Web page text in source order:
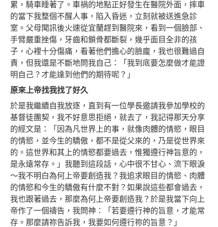
累，騎車睡著了。車禍的地點正好發生在醫院外面，摔車
的當下我整個不醒人事，陷入昏迷，立刻就被送進急診
室。父母聞訊後火速從宜蘭趕到醫院來，看到一個臉部、
手臂嚴重挫傷，牙齒和鎖骨都斷裂，幾乎面目全非的孩
子，心裡十分傷痛，看著他們擔心的臉龐，我也很難過自
責，但我還是不斷地問我自己：「我到底要怎麼做才能證
明自己？才能達到他們的期待呢？」
原來上帝找我找了好久
於是我繼續自我放逐，直到有一位學長邀請我參加學校的
基督徒團契，我不好意思拒絕，就去了，我記得那天分享
的經文是：「因為凡世界上的事，就像肉體的情慾，眼目
的情慾，並今生的驕傲，都不是從父來的，乃是從世界來
的。這世界和其上的情慾都要過去，惟獨遵行神旨意的，
是永遠常存。」我聽到這段話，心中很不甘心、流下眼淚
～我不明白為何上帝要創造我？我追求眼目的情慾、肉體
的情慾和今生的驕傲有什麼不對？如果說這些都會過去，
我也跟著過去，那麼為何上帝要創造我？於是我當下向上
帝作了一個禱告，我問神：「若要遵行神的旨意，才能常
存。那麼請祢告訴我，我要如何遵行祢的旨意？」